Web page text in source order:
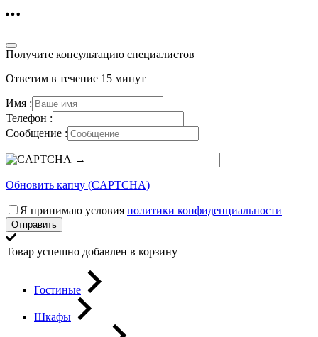
Получите консультацию специалистов
Ответим в течение 15 минут
Имя :
Телефон :
Сообщение :
→
Обновить капчу (CAPTCHA)
Я принимаю условия политики конфиденциальности
Отправить
Товар успешно добавлен в корзину
Гостиные
Шкафы